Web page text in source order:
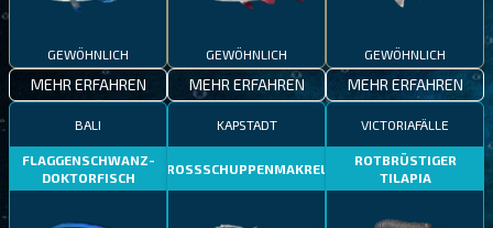
GEWÖHNLICH
MEHR ERFAHREN
GEWÖHNLICH
MEHR ERFAHREN
GEWÖHNLICH
MEHR ERFAHREN
BALI
FLAGGENSCHWANZ-
DOKTORFISCH
KAPSTADT
GROSSSCHUPPENMAKRELE
VICTORIAFÄLLE
ROTBRÜSTIGER
TILAPIA